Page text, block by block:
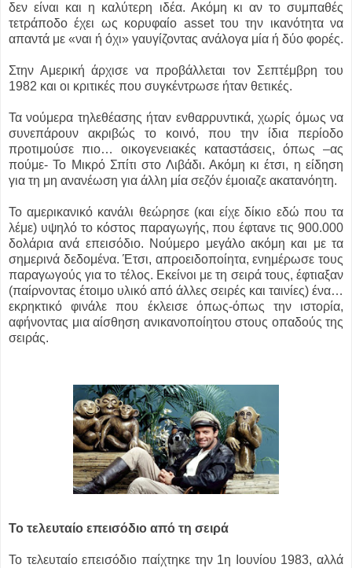
δεν είναι και η καλύτερη ιδέα. Ακόμη κι αν το συμπαθές
τετράποδο έχει ως κορυφαίο asset του την ικανότητα να
απαντά με «ναι ή όχι» γαυγίζοντας ανάλογα μία ή δύο φορές.
Στην Αμερική άρχισε να προβάλλεται τον Σεπτέμβρη του
1982 και οι κριτικές που συγκέντρωσε ήταν θετικές.
Τα νούμερα τηλεθέασης ήταν ενθαρρυντικά, χωρίς όμως να
συνεπάρουν ακριβώς το κοινό, που την ίδια περίοδο
προτιμούσε πιο… οικογενειακές καταστάσεις, όπως –ας
πούμε- Το Μικρό Σπίτι στο Λιβάδι. Ακόμη κι έτσι, η είδηση
για τη μη ανανέωση για άλλη μία σεζόν έμοιαζε ακατανόητη.
Το αμερικανικό κανάλι θεώρησε (και είχε δίκιο εδώ που τα
λέμε) υψηλό το κόστος παραγωγής, που έφτανε τις 900.000
δολάρια ανά επεισόδιο. Νούμερο μεγάλο ακόμη και με τα
σημερινά δεδομένα. Έτσι, απροειδοποίητα, ενημέρωσε τους
παραγωγούς για το τέλος. Εκείνοι με τη σειρά τους, έφτιαξαν
(παίρνοντας έτοιμο υλικό από άλλες σειρές και ταινίες) ένα…
εκρηκτικό φινάλε που έκλεισε όπως-όπως την ιστορία,
αφήνοντας μια αίσθηση ανικανοποίητου στους οπαδούς της
σειράς.
Το τελευταίο επεισόδιο από τη σειρά
Το τελευταίο επεισόδιο παίχτηκε την 1η Ιουνίου 1983, αλλά